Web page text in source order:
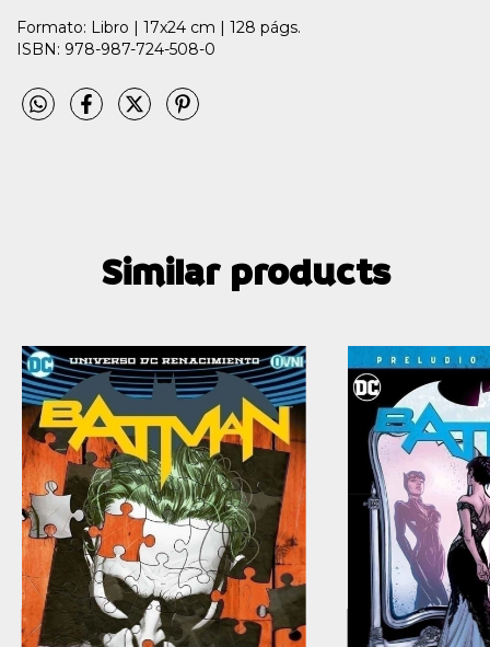
Formato: Libro | 17x24 cm | 128 págs.
ISBN: 978-987-724-508-0
Similar products